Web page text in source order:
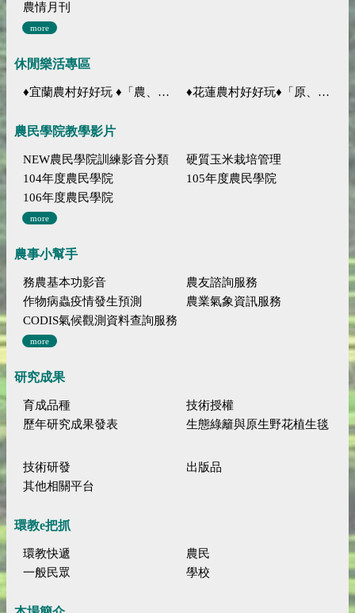
農情月刊
more
休閒樂活專區
♦宜蘭農村好好玩 ♦「農、藝、山、水」四條遊程推薦 ♦花蓮農村好好玩♦「原、生、慢、活」四條遊程推薦
農民學院教學影片
NEW農民學院訓練影音分類
硬質玉米栽培管理
104年度農民學院
105年度農民學院
106年度農民學院
more
農事小幫手
務農基本功影音
農友諮詢服務
作物病蟲疫情發生預測
農業氣象資訊服務
CODIS氣候觀測資料查詢服務
more
研究成果
育成品種
技術授權
歷年研究成果發表
生態綠籬與原生野花植生毯
技術研發
出版品
其他相關平台
環教e把抓
環教快遞
農民
一般民眾
學校